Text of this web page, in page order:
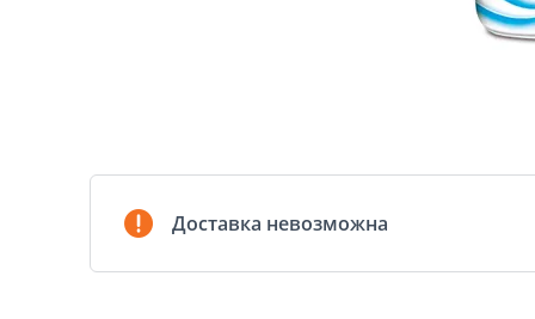
Доставка невозможна